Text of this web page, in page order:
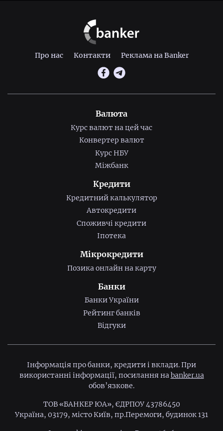
Про нас Контакти Реклама на Banker
Валюта
Курс валют на цей час
Конвертер валют
Курс НБУ
Міжбанк
Кредити
Кредитний калькулятор
Автокредити
Споживчі кредити
Іпотека
Мікрокредити
Позика онлайн на карту
Банки
Банки України
Рейтинг банків
Відгуки
Інформація про банки, кредити і вклади. При
використанні інформації, посилання наbanker.ua
обов’язкове.
ТОВ «БАНКЕР ЮА», ЄДРПОУ 43786450
Україна, 03179, місто Київ, пр.Перемоги, будинок 131